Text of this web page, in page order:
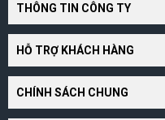
THÔNG TIN CÔNG TY
HỖ TRỢ KHÁCH HÀNG
CHÍNH SÁCH CHUNG